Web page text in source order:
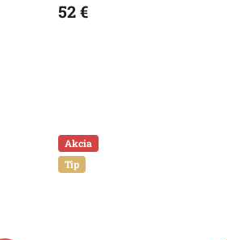
Akcia
Tip
52 €